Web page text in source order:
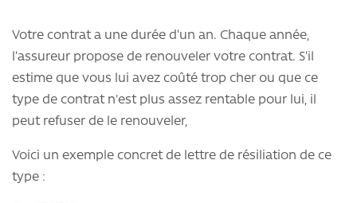
Votre contrat a une durée d’un an. Chaque année,
l’assureur propose de renouveler votre contrat. S’il
estime que vous lui avez coûté trop cher ou que ce
type de contrat n'est plus assez rentable pour lui, il
peut refuser de le renouveler,
Voici un exemple concret de lettre de résiliation de ce
type :